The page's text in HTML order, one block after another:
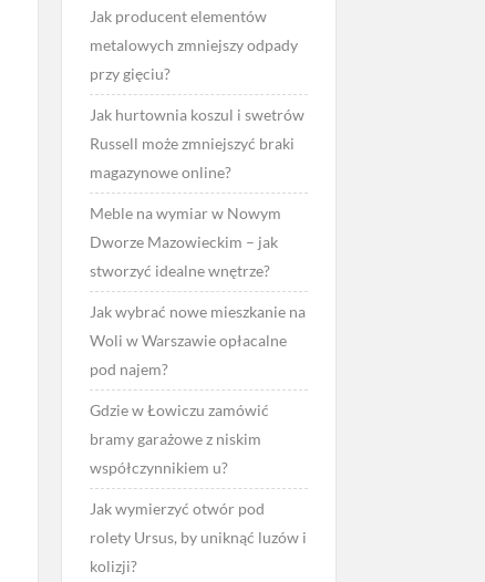
Jak producent elementów
metalowych zmniejszy odpady
przy gięciu?
Jak hurtownia koszul i swetrów
Russell może zmniejszyć braki
magazynowe online?
Meble na wymiar w Nowym
Dworze Mazowieckim – jak
stworzyć idealne wnętrze?
Jak wybrać nowe mieszkanie na
Woli w Warszawie opłacalne
pod najem?
Gdzie w Łowiczu zamówić
bramy garażowe z niskim
współczynnikiem u?
Jak wymierzyć otwór pod
rolety Ursus, by uniknąć luzów i
kolizji?